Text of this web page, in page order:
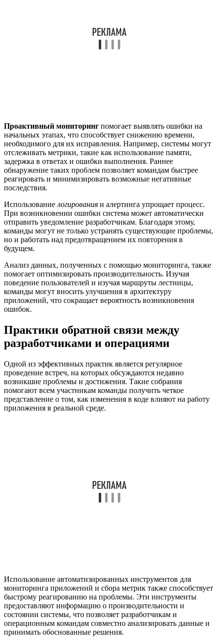
Проактивный мониторинг помогает выявлять ошибки на
начальных этапах, что способствует снижению времени,
необходимого для их исправления. Например, системы могут
отслеживать метрики, такие как использование памяти,
задержка в ответах и ошибки выполнения. Раннее
обнаружение таких проблем позволяет командам быстрее
реагировать и минимизировать возможные негативные
последствия.
Использование логирования и алертинга упрощает процесс.
При возникновении ошибки система может автоматически
отправить уведомление разработчикам. Благодаря этому,
команды могут не только устранять существующие проблемы,
но и работать над предотвращением их повторения в
будущем.
Анализ данных, полученных с помощью мониторинга, также
помогает оптимизировать производительность. Изучая
поведение пользователей и изучая маршруты лестницы,
команды могут вносить улучшения в архитектуру
приложений, что сокращает вероятность возникновения
ошибок.
Практики обратной связи между
разработчиками и операциями
Одной из эффективных практик является регулярное
проведение встреч, на которых обсуждаются недавно
возникшие проблемы и достижения. Такие собрания
помогают всем участникам команды получить четкое
представление о том, как изменения в коде влияют на работу
приложения в реальной среде.
Использование автоматизированных инструментов для
мониторинга приложений и сбора метрик также способствует
быстрому реагированию на проблемы. Эти инструменты
предоставляют информацию о производительности и
состоянии системы, что позволяет разработчикам и
операционным командам совместно анализировать данные и
принимать обоснованные решения.